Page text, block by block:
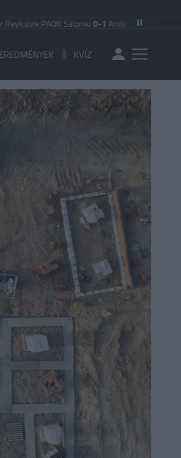
|PAOK Saloniki0-1Anderlecht |FC Hradec Králové
KVÍZ